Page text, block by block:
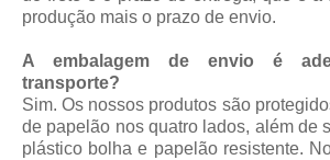
produção mais o prazo de envio.
A embalagem de envio é
transporte?
Sim. Os nossos produtos são
de papelão nos quatro lados, além de
plástico bolha e papelão resistente.